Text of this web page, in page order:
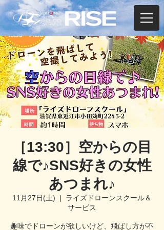
［13:30］空からの目
線で♪SNS好きの女性
あつまれ♪
11月27日(土)
  |
ライズドローンスクール＆
サービス
趣味でドローンが欲しいけど、飛ばし方が不